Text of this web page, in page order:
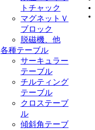
トチャック
マグネットＶ
ブロック
脱磁機、他
各種テーブル
サーキュラー
テーブル
チルティング
テーブル
クロステーブ
ル
傾斜角テーブ